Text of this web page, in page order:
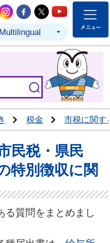
城市公式LINE
結城市公式Instagram
結城市公式
結城市公式
結城市
Multilingual
税金 市税に関す
民税・県民
特別徴収に関
る質問をまとめまし